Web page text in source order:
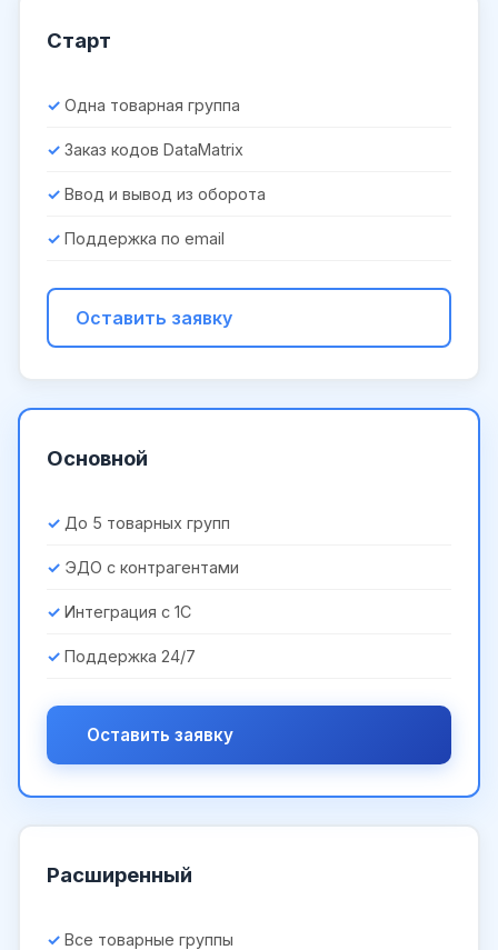
Старт
Одна товарная группа
Заказ кодов DataMatrix
Ввод и вывод из оборота
Поддержка по email
Оставить заявку
Основной
До 5 товарных групп
ЭДО с контрагентами
Интеграция с 1С
Поддержка 24/7
Оставить заявку
Расширенный
Все товарные группы